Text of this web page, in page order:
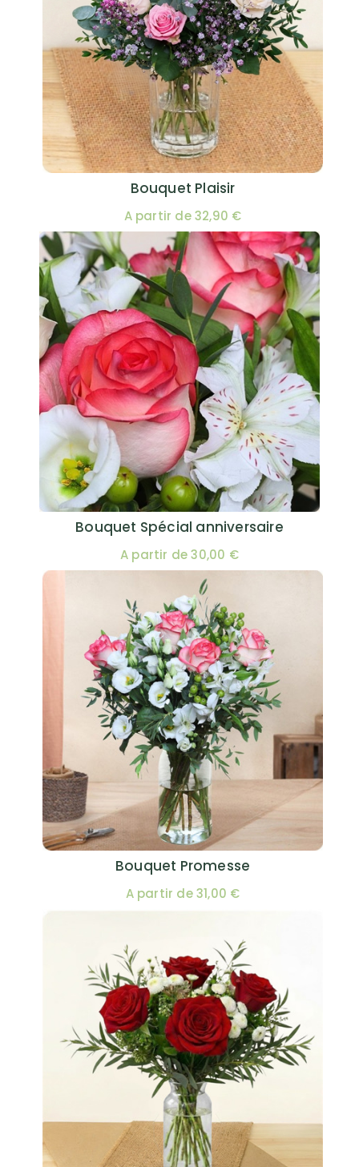
Bouquet Plaisir
A partir de 32,90 €
Bouquet Spécial anniversaire
A partir de 30,00 €
Bouquet Promesse
A partir de 31,00 €